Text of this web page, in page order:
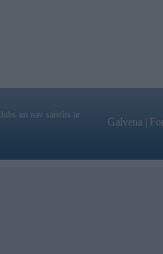
un nav saistīts ar
Galvena